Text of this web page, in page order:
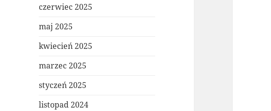
czerwiec 2025
maj 2025
kwiecień 2025
marzec 2025
styczeń 2025
listopad 2024